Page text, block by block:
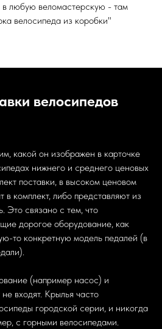
в любую веломастерскую - там
велосипеда из коробки"
велосипедов
какой он изображен в карточке
нижнего и среднего ценовых
поставки, в высоком ценовом
в комплект, либо представляют из
Это связано с тем, что
дорогое оборудование, как
то конкретную модель педалей (в
(например насос) и
входят. Крылья часто
городской серии, и никогда
с горными велосипедами.